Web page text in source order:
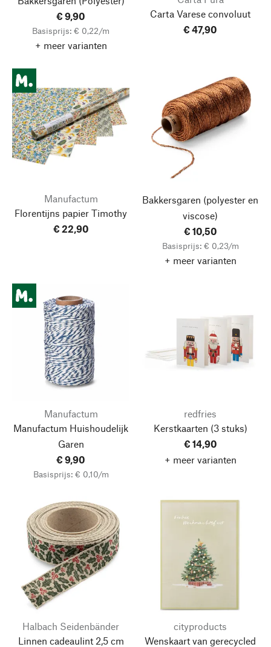
€ 9,90
Basisprijs: € 0,22/m
+ meer varianten
Carta Varese convoluut
€ 47,90
Manufactum
Florentijns papier Timothy
€ 22,90
Bakkersgaren (polyester en
viscose)
€ 10,50
Basisprijs: € 0,23/m
+ meer varianten
Manufactum
Manufactum Huishoudelijk
Garen
€ 9,90
Basisprijs: € 0,10/m
redfries
Kerstkaarten (3 stuks)
€ 14,90
+ meer varianten
Halbach Seidenbänder
Linnen cadeaulint 2,5 cm
cityproducts
Wenskaart van gerecycled